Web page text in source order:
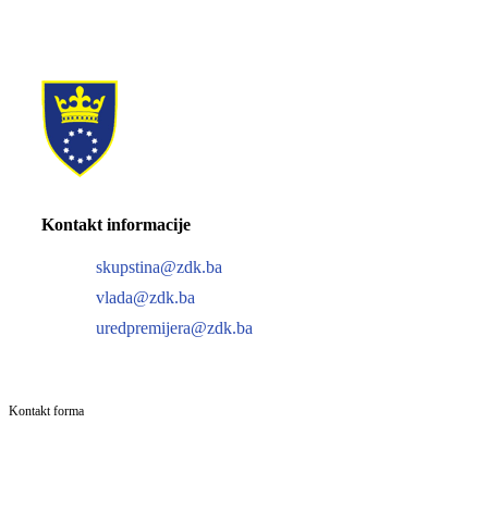
Kontakt informacije
skupstina@zdk.ba
vlada@zdk.ba
uredpremijera@zdk.ba
Kontakt forma